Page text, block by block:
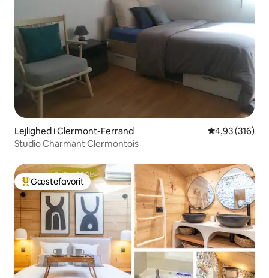
Lejlighed i Clermont-Ferrand 4,93 ud af 5 i
4,93 (316)
Studio Charmant Clermontois
Bedste gæstefavorit
Gæstefavorit